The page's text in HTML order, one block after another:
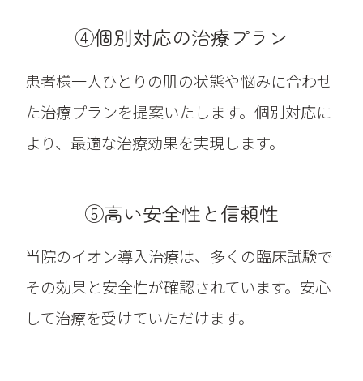
④個別対応の治療プラン
患者様一人ひとりの肌の状態や悩みに合わせ
た治療プランを提案いたします。個別対応に
より、最適な治療効果を実現します。
⑤高い安全性と信頼性
当院のイオン導入治療は、多くの臨床試験で
その効果と安全性が確認されています。安心
して治療を受けていただけます。